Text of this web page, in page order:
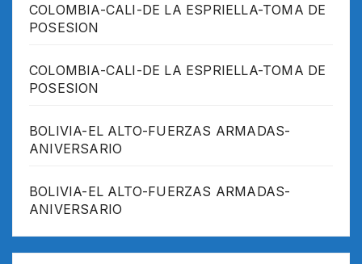
COLOMBIA-CALI-DE LA ESPRIELLA-TOMA DE
POSESION
COLOMBIA-CALI-DE LA ESPRIELLA-TOMA DE
POSESION
BOLIVIA-EL ALTO-FUERZAS ARMADAS-
ANIVERSARIO
BOLIVIA-EL ALTO-FUERZAS ARMADAS-
ANIVERSARIO